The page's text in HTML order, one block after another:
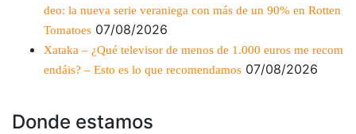
deo: la nueva serie veraniega con más de un 90% en Rotten
Tomatoes 07/08/2026
Xataka – ¿Qué televisor de menos de 1.000 euros me recom
endáis? – Esto es lo que recomendamos 07/08/2026
Donde estamos